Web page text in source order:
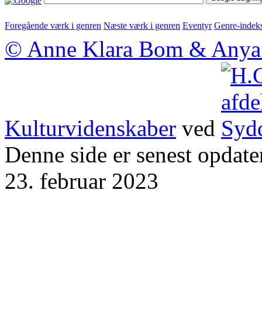
Foregående værk i genren Næste værk i genren Eventyr Genre-
© Anne Klara Bom &
Kulturvidenskaber ved
Denne side er senest
23. februar 2023